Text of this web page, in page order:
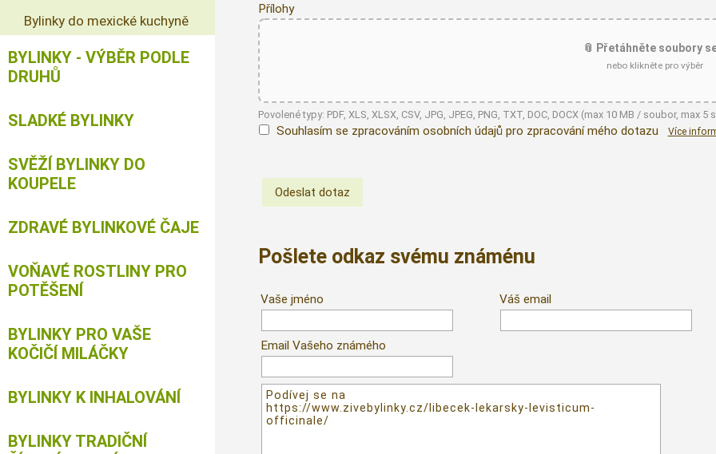
Přílohy
📎 Přetáhněte soubory
nebo klikněte pro výběr
Povolené typy: PDF, XLS, XLSX, CSV, JPG, JPEG, PNG, TXT, DOC, DOCX (max 10 MB / soubor, max 5
Souhlasím se zpracováním osobních údajů pro zpracování mého dotazu Více
Pošlete odkaz svému známénu
Vaše jméno Váš email
Email Vašeho známého
Bylinky do mexické kuchyně
BYLINKY - VÝBĚR PODLE
DRUHŮ
SLADKÉ BYLINKY
SVĚŽÍ BYLINKY DO
KOUPELE
ZDRAVÉ BYLINKOVÉ ČAJE
VOŇAVÉ ROSTLINY PRO
POTĚŠENÍ
BYLINKY PRO VAŠE
KOČIČÍ MILÁČKY
BYLINKY K INHALOVÁNÍ
BYLINKY TRADIČNÍ